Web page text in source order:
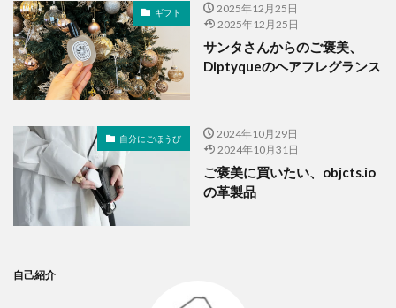
ギフト
2025年12月25日
2025年12月25日
サンタさんからのご褒美、
Diptyqueのヘアフレグランス
自分にごほうび
2024年10月29日
2024年10月31日
ご褒美に買いたい、objcts.io
の革製品
自己紹介